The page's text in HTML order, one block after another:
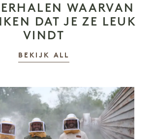
WAARVAN
DAT JE ZE LEUK
VINDT
BEKIJK ALL